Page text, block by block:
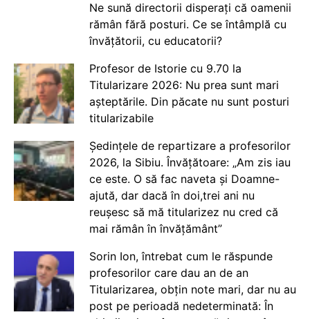
Ne sună directorii disperați că oamenii
rămân fără posturi. Ce se întâmplă cu
învățătorii, cu educatorii?
Profesor de Istorie cu 9.70 la
Titularizare 2026: Nu prea sunt mari
așteptările. Din păcate nu sunt posturi
titularizabile
Ședințele de repartizare a profesorilor
2026, la Sibiu. Învățătoare: „Am zis iau
ce este. O să fac naveta și Doamne-
ajută, dar dacă în doi,trei ani nu
reușesc să mă titularizez nu cred că
mai rămân în învățământ”
Sorin Ion, întrebat cum le răspunde
profesorilor care dau an de an
Titularizarea, obțin note mari, dar nu au
post pe perioadă nedeterminată: În